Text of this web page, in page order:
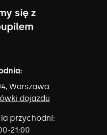
się z
Warszawa
dojazdu
przychodni:
21:00